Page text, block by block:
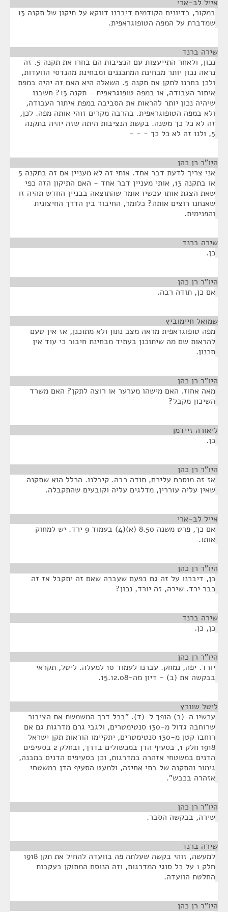
אייל לב-ארי
במקור, בדיונים הקודמים דיברנו דווקא על תיקון של תקנה 13
שמדברת על המפה הטופוגראפית.
שירה ברנד
נכון, ולאחר התייעצות עם הנציבות הם בחרו את תקנה 5. זה
נראה נכון יותר מבחינת המתכננים ומבחינת מהנדסי הוועדות,
ולכן בחרנו לתקן את תקנה 5. השאלה היא האם זה יהיה במפת
איתור העבודה, או במפה טופוגראפית - תקנה 13? חשבנו
שיהיה נכון יותר להראות את הסביבה במפת איתור העבודה,
ולא במפה הטופוגראפית. בהרבה מקרים זוהי אותה מפה. לכן,
זה לא כל כך משנה. בקשת הנציבות היתה שזה יהיה בתקנה
5, ולנו זה לא כל כך - - -
היו"ר רן כהן
אני צריך לדעת דבר אחד. אותי זה לא מעניין אם זה בתקנה 5
או בתקנה 13, אותי מעניין דבר אחד - האם התיקון הזה כפי
שאת הצגת אותו עכשיו אומר שהתוצאה בבניין החדש תהיה זו
שאנחנו רוצים אותה? כלומר, החיבור בין הדרך החיצונית
והפנימית.
שירה ברנד
כן.
היו"ר רן כהן
אם כן, תודה רבה.
שמואל חיימוביץ
מפה טופוגראפית מראה מצב נתון ולא מתוכנן, אז אין טעם
להראות שם מה שיתוכנן בעתיד מבחינת חיבור כי עוד אין
תכנון.
היו"ר רן כהן
מאה אחוז. האם מישהו מערער או רוצה לתקן? האם משרד
השיכון מקבל?
ליאורה זיידמן
כן.
היו"ר רן כהן
אז זה מוסכם עליכם, תודה רבה. קיבלנו. הכלל הוא שתקנה
שאין עליה עוררין, מדלגים עליה וקובעים שהתקבלה.
אייל לב-ארי
אם כך, פרט משנה 8.50 (א)(4) בעמוד 9 ירד. יש למחוק
אותו.
היו"ר רן כהן
כן, דיברנו על זה גם בפעם שעברה שאם זה יתקבל אז זה
כבר ירד. שירה, זה יורד, נכון?
שירה ברנד
כן, כן.
היו"ר רן כהן
יורד. יפה, נמחק. עברנו לעמוד 10 למעלה. ליטל, תקראי
בבקשה את (ב) - דיון מה-15.12.08.
ליטל שוורץ
עכשיו ה-(ב) הופך ל-(ד). "בכל דרך המשמשת את הציבור
שרוחבה גדול מ-130 סנטימטרים, ולגבי גרם מדרגות גם אם
רוחבו קטן מ-130 סנטימטרים, יתקיימו הוראות תקן ישראל
1918 חלק 1, בסעיף הדן במכשולים בדרך, ובחלק 2 בסעיפים
הדנים במשטחי אזהרה במדרגות, וכן בסעיפים הדנים במבנה,
גימור והתקנה של בתי אחיזה, ולמעט הסעיף הדן במשטחי
אזהרה בכבש".
היו"ר רן כהן
שירה, בבקשה הסבר.
שירה ברנד
למעשה, זוהי בקשה שעלתה פה בוועדה להחיל את תקן 1918
חלק 1 על כל סוגי המדרגות, וזה הנוסח המתוקן בעקבות
החלטת הוועדה.
היו"ר רן כהן